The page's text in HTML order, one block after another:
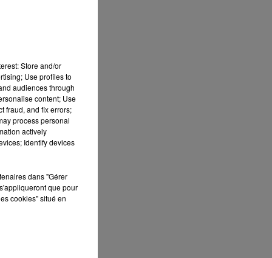
,
Store and/or
Use profiles to
audiences through
content; Use
fraud, and fix errors;
process personal
actively
Identify devices
dans "Gérer
que pour
cookies" situé en